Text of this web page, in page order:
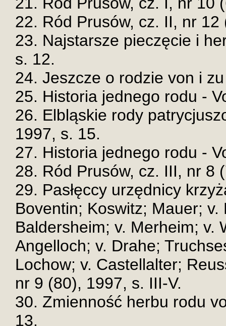
22. Ród Prusów, cz. II, nr
23. Najstarsze pieczęcie i
s. 12.
24. Jeszcze o rodzie von i
25. Historia jednego rodu -
26. Elbląskie rody
1997, s. 15.
27. Historia jednego rodu -
28. Ród Prusów, cz. III, nr 8
29. Pasłęccy urzędnicy
Boventin; Koswitz; Mauer;
Baldersheim; v. Merheim; v.
Angelloch; v. Drahe;
Lochow; v. Castellalter;
nr 9 (80), 1997, s. III-V.
30. Zmienność herbu rodu
13.